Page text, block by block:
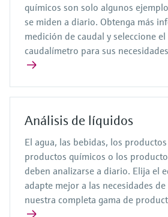
químicos son solo algunos
se miden a diario. Obtenga más
medición de caudal y seleccione
caudalímetro para sus
Análisis de líquidos
El agua, las bebidas, los
productos químicos o los
deben analizarse a diario. Elija el
adapte mejor a las necesidades
nuestra completa gama de